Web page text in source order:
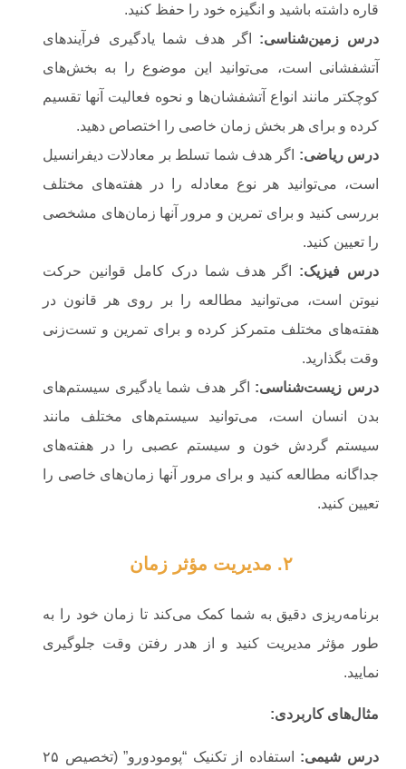
قاره داشته باشید و انگیزه خود را حفظ کنید.
درس زمین‌شناسی: اگر هدف شما یادگیری فرآیندهای
آتشفشانی است، می‌توانید این موضوع را به بخش‌های
کوچکتر مانند انواع آتشفشان‌ها و نحوه فعالیت آنها تقسیم
کرده و برای هر بخش زمان خاصی را اختصاص دهید.
درس ریاضی: اگر هدف شما تسلط بر معادلات دیفرانسیل
است، می‌توانید هر نوع معادله را در هفته‌های مختلف
بررسی کنید و برای تمرین و مرور آنها زمان‌های مشخصی
را تعیین کنید.
درس فیزیک: اگر هدف شما درک کامل قوانین حرکت
نیوتن است، می‌توانید مطالعه را بر روی هر قانون در
هفته‌های مختلف متمرکز کرده و برای تمرین و تست‌زنی
وقت بگذارید.
درس زیست‌شناسی: اگر هدف شما یادگیری سیستم‌های
بدن انسان است، می‌توانید سیستم‌های مختلف مانند
سیستم گردش خون و سیستم عصبی را در هفته‌های
جداگانه مطالعه کنید و برای مرور آنها زمان‌های خاصی را
تعیین کنید.
۲. مدیریت مؤثر زمان
برنامه‌ریزی دقیق به شما کمک می‌کند تا زمان خود را به
طور مؤثر مدیریت کنید و از هدر رفتن وقت جلوگیری
نمایید.
مثال‌های کاربردی:
درس شیمی:
استفاده از تکنیک “پومودورو” (تخصیص ۲۵